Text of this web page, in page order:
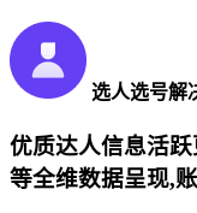
选人选号解
优质达人信息活
等全维数据呈现,